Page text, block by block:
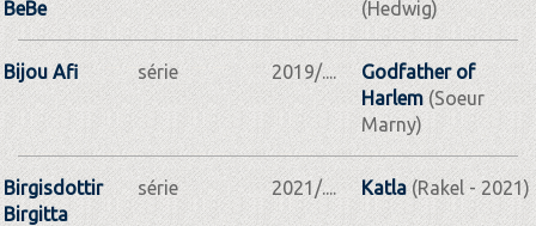
BeBe
(Hedwig)
Bijou Afi série 2019/....
Godfather of
Harlem(Soeur
Marny)
Birgisdottir
Birgitta
série 2021/.... Katla(Rakel - 2021)